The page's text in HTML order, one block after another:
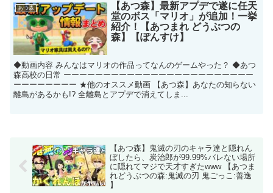
あつ森
【あつ森】最新アプデで遂に任天
堂のボス「マリオ」が追加！一挙
紹介！【あつまれ どうぶつの
森】【ぽんすけ】
◆動画内容 みんなはマリオの作品ってなんのゲームやった？ ◆あつ
森高校の日常 ーーーーーーーーーーーーーーーーーーーーーーーー
ーーーーーーーー ★他のオススメ動画 【あつ森】あなたの知らない
離島があるかも!? 全離島とアプデで消えてしま...
【あつ森】鬼滅の刃のキャラ達と隠れん
ぼしたら、炭治郎が99.99%バレない場所
に隠れてマジで天才すぎたwww 【あつま
れどうぶつの森:鬼滅の刃 鬼ごっこ:善逸
】